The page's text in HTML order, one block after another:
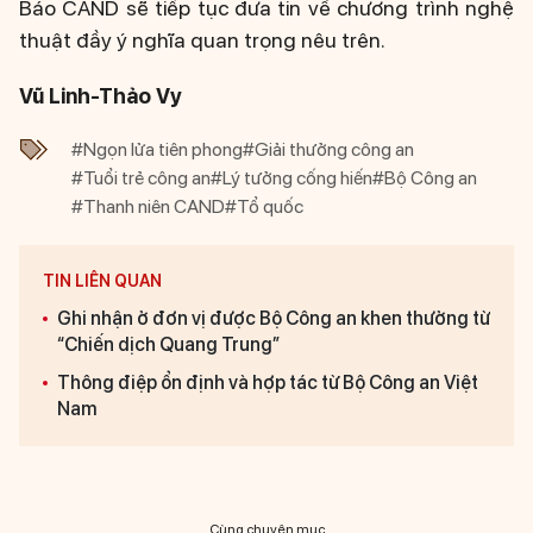
Báo CAND sẽ tiếp tục đưa tin về chương trình nghệ
thuật đầy ý nghĩa quan trọng nêu trên.
Vũ Linh-Thảo Vy
#Ngọn lửa tiên phong#Giải thưởng công an
#Tuổi trẻ công an#Lý tưởng cống hiến#Bộ Công an
#Thanh niên CAND#Tổ quốc
TIN LIÊN QUAN
Ghi nhận ở đơn vị được Bộ Công an khen thưởng từ
“Chiến dịch Quang Trung”
Thông điệp ổn định và hợp tác từ Bộ Công an Việt
Nam
Cùng chuyên mục